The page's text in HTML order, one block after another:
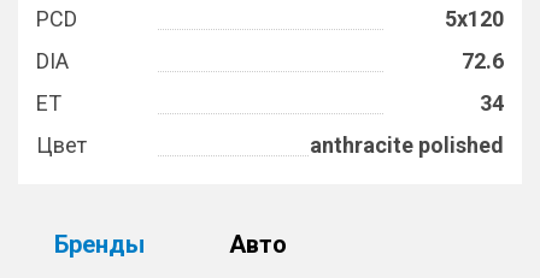
PCD
5x120
DIA
72.6
ET
34
Цвет
anthracite polished
Бренды
Авто